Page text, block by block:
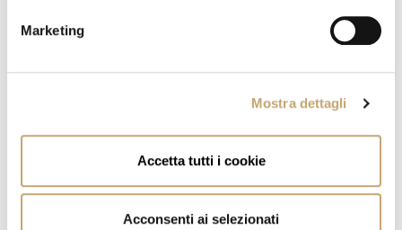
Marketing
Mostra dettagli
Accetta tutti i cookie
Acconsenti ai selezionati
archiviazione
CookieC
Cookiebo Memorizza lo
stato del
dell'utente per il
dominio corrente
1 anno
www.lab
Preserva gli stati